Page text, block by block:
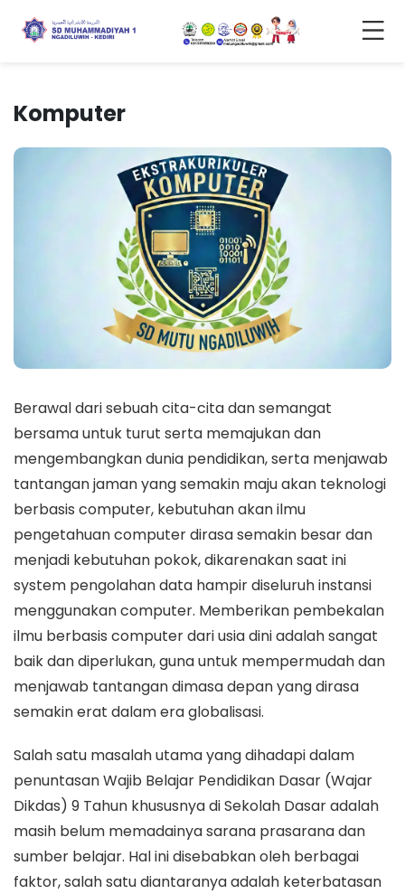
Komputer
Berawal dari sebuah cita-cita dan semangat
bersama untuk turut serta memajukan dan
mengembangkan dunia pendidikan, serta menjawab
tantangan jaman yang semakin maju akan teknologi
berbasis computer, kebutuhan akan ilmu
pengetahuan computer dirasa semakin besar dan
menjadi kebutuhan pokok, dikarenakan saat ini
system pengolahan data hampir diseluruh instansi
menggunakan computer. Memberikan pembekalan
ilmu berbasis computer dari usia dini adalah sangat
baik dan diperlukan, guna untuk mempermudah dan
menjawab tantangan dimasa depan yang dirasa
semakin erat dalam era globalisasi.
Salah satu masalah utama yang dihadapi dalam
penuntasan Wajib Belajar Pendidikan Dasar (Wajar
Dikdas) 9 Tahun khususnya di Sekolah Dasar adalah
masih belum memadainya sarana prasarana dan
sumber belajar. Hal ini disebabkan oleh berbagai
faktor, salah satu diantaranya adalah keterbatasan